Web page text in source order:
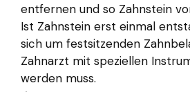
entfernen und so Zahnstein
Ist Zahnstein erst einmal
sich um festsitzenden
Zahnarzt mit speziellen
werden muss.